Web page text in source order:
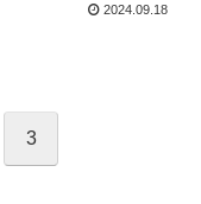
2024.09.18
3